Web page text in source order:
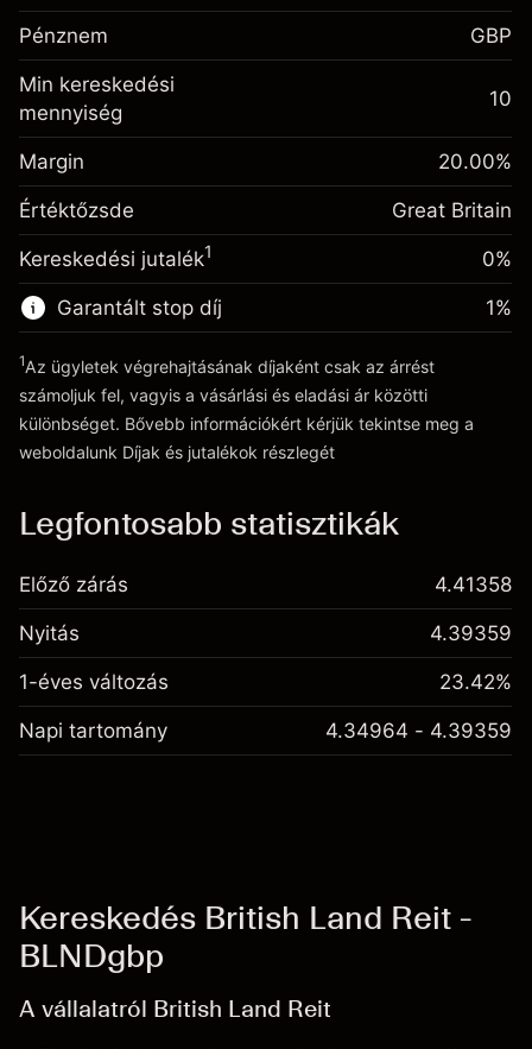
Egynapos finanszírozás
kiigazítás
A pozíció teljes értékéből
származó díjak
-0.021271
%
Ügyletméret tőkeáttétellel ~£5,000.00
Tőkeáttételből származó pénz ~
£4,000.00
Ugrás a platformra
Fedezet. A befektetése
Egynapos finanszírozás
kiigazítás
A pozíció teljes értékéből
származó díjak
-0.000647
%
(-£0.03)
Ügyletméret tőkeáttétellel ~
Tőkeáttételből származó pénz ~
Ugrás a platformra
Pénznem GBP
Min kereskedési
mennyiség
10
Margin 20.00%
Értéktőzsde Great Britain
Kereskedési jutalék1 0%
Garantált stop díj
Díjak és jutalékokrészlegét
1%
1Az ügyletek végrehajtásának díjaként csak az árrést
számoljuk fel, vagyis a vásárlási és eladási ár közötti
különbséget. Bővebb információkért kérjük tekintse meg a
weboldalunk Díjak és jutalékok részlegét
Legfontosabb statisztikák
Előző zárás 4.41358
Nyitás 4.39359
1-éves változás 23.42%
Napi tartomány 4.34964 - 4.39359
Kereskedés British Land Reit -
BLNDgbp
A vállalatról British Land Reit